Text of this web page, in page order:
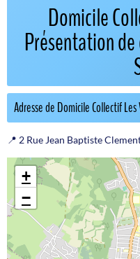
Domicile
Présentation de
Adresse de Domicile Collectif
📍 2 Rue Jean Baptiste
+
−